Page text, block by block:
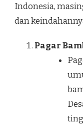
Indonesia,
dan
Pagar